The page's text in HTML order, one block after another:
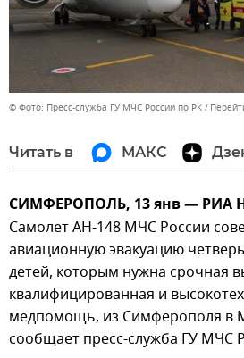
© Фото: Пресс-служба ГУ МЧС России по РК
Читать в МАКС
СИМФЕРОПОЛЬ, 13 янв — РИА
Самолет АН-148 МЧС России
авиационную эвакуацию
детей, которым нужна срочная
квалифицированная и
медпомощь, из Симферополя в
сообщает пресс-служба ГУ МЧС